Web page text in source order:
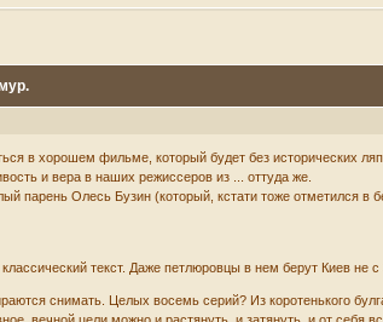
в хорошем фильме, который будет без исторических
и вера в наших режиссеров из ... оттуда же.
Олесь Бузин (который, кстати тоже отметился в
текст. Даже петлюровцы в нем берут Киев не с
снимать. Целых восемь серий? Из коротенького